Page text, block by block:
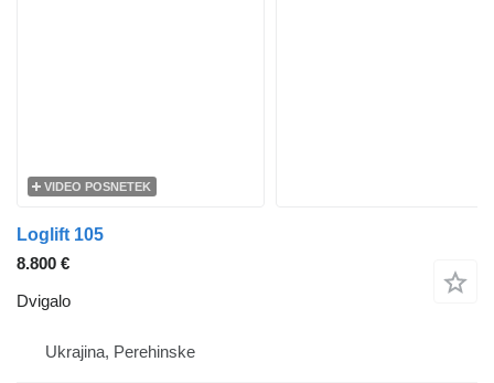
VIDEO POSNETEK
Loglift 105
8.800 €
Dvigalo
Ukrajina, Perehinske